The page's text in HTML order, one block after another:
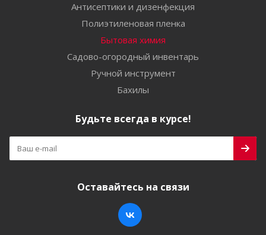
Антисептики и дизенфекция
Полиэтиленовая пленка
Бытовая химия
Садово-огородный инвентарь
Ручной инструмент
Бахилы
Будьте всегда в курсе!
Оставайтесь на связи